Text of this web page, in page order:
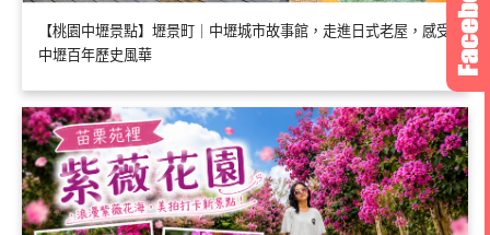
【桃園中壢景點】壢景町｜中壢城市故事館，走進日式老屋，感受
中壢百年歷史風華